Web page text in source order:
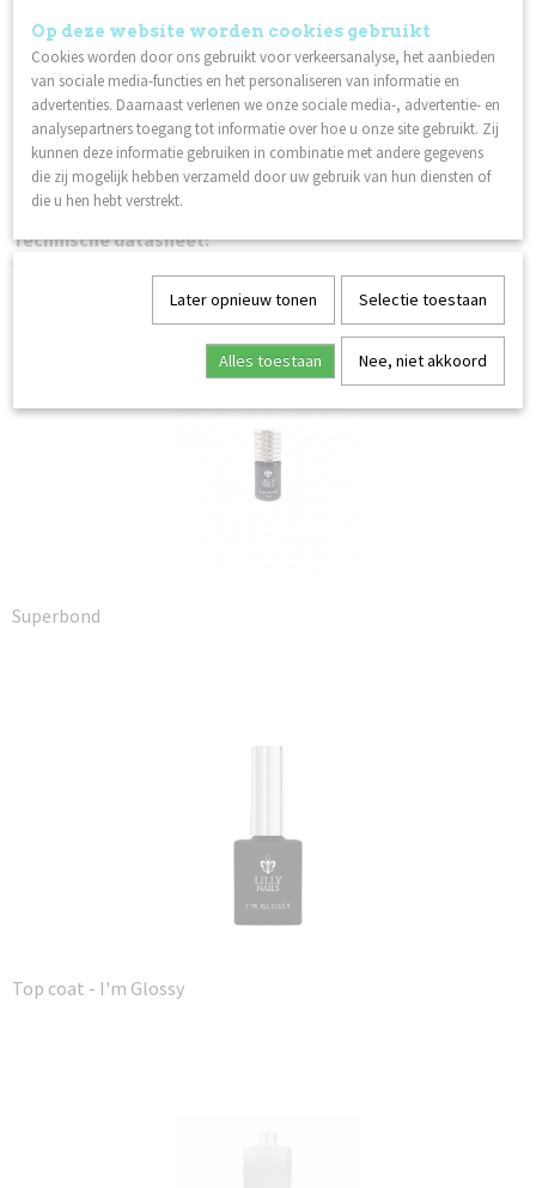
Specificaties
Productcode
96039
Netto gewicht
0,06 Kg
Omschrijving
Uithardingstijd:
40 seconden in een LED/UV-lamp
2 minuten in een 36W fluorescerende UV-lamp
Technische datasheet:
Gel Polish
Ook interessant
Superbond
Top coat - I'm Glossy
Op deze website worden cookies gebruikt
Cookies worden door ons gebruikt voor verkeersanalyse, het aanbieden
van sociale media-functies en het personaliseren van informatie en
advertenties. Daarnaast verlenen we onze sociale media-, advertentie- en
analysepartners toegang tot informatie over hoe u onze site gebruikt. Zij
kunnen deze informatie gebruiken in combinatie met andere gegevens
die zij mogelijk hebben verzameld door uw gebruik van hun diensten of
die u hen hebt verstrekt.
Later opnieuw tonen Selectie toestaan
Alles toestaan Nee, niet akkoord